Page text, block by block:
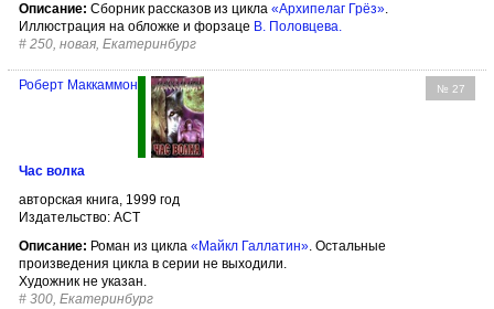
Описание: Сборник рассказов из цикла «Архипелаг Грёз».
Иллюстрация на обложке и форзаце В. Половцева.
# 250, новая, Екатеринбург
№ 27
Роберт Маккаммон
Час волка
авторская книга, 1999 год
Издательство: АСТ
Описание: Роман из цикла «Майкл Галлатин». Остальные
произведения цикла в серии не выходили.
Художник не указан.
# 300, Екатеринбург